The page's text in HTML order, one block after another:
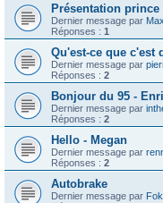
Présentation prince
Dernier message par
Réponses : 1
Qu'est-ce que c'est
Dernier message par
Réponses : 2
Bonjour du 95 -
Dernier message par
Réponses : 2
Hello - Megan
Dernier message par
Réponses : 2
Autobrake
Dernier message par